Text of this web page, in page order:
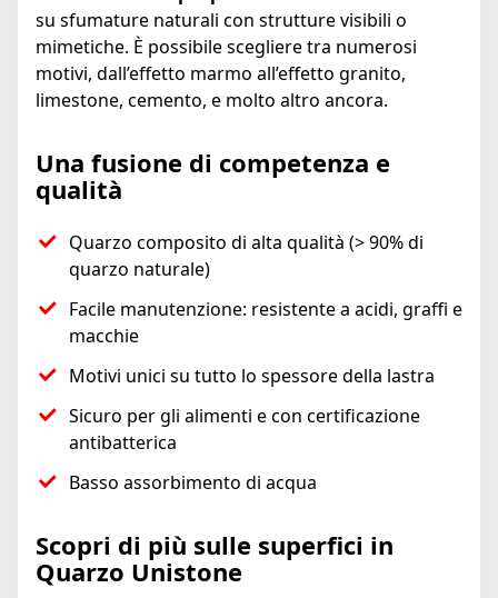
su sfumature naturali con strutture visibili o
mimetiche. È possibile scegliere tra numerosi
motivi, dall’effetto marmo all’effetto granito,
limestone, cemento, e molto altro ancora.
Una fusione di competenza e
qualità
Quarzo composito di alta qualità (> 90% di
quarzo naturale)
Facile manutenzione: resistente a acidi, graffi e
macchie
Motivi unici su tutto lo spessore della lastra
Sicuro per gli alimenti e con certificazione
antibatterica
Basso assorbimento di acqua
Scopri di più sulle superfici in
Quarzo Unistone